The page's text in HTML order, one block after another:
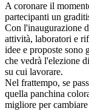
A coronare il
partecipanti un
Con l'inaugurazione
attività, laboratori e
idee e proposte sono
che vedrà l'elezione
su cui lavorare.
Nel frattempo, se
quella panchina
migliore per